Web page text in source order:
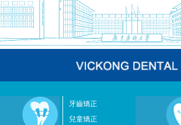
牙齒矯正
兒童矯正